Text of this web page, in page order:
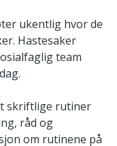
ukentlig hvor de
Hastesaker
team
skriftlige rutiner
råd og
om rutinene på